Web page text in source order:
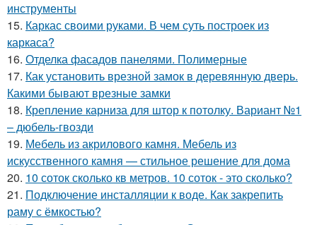
инструменты
15. Каркас своими руками. В чем суть построек из
каркаса?
16. Отделка фасадов панелями. Полимерные
17. Как установить врезной замок в деревянную дверь.
Какими бывают врезные замки
18. Крепление карниза для штор к потолку. Вариант №1
– дюбель-гвозди
19. Мебель из акрилового камня. Мебель из
искусственного камня — стильное решение для дома
20. 10 соток сколько кв метров. 10 соток - это сколько?
21. Подключение инсталляции к воде. Как закрепить
раму с ёмкостью?